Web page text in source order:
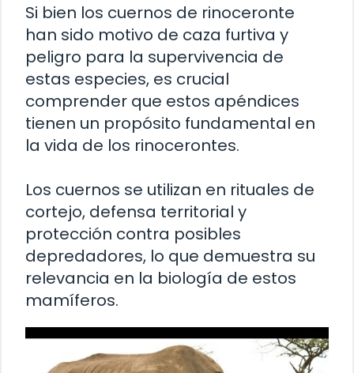
Si bien los cuernos de rinoceronte
han sido motivo de caza furtiva y
peligro para la supervivencia de
estas especies, es crucial
comprender que estos apéndices
tienen un propósito fundamental en
la vida de los rinocerontes.
Los cuernos se utilizan en rituales de
cortejo, defensa territorial y
protección contra posibles
depredadores, lo que demuestra su
relevancia en la biología de estos
mamíferos.